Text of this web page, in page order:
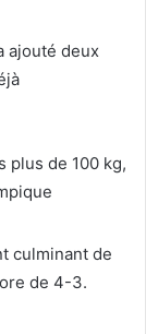
ajouté deux
plus de 100 kg,
culminant de
de 4-3.